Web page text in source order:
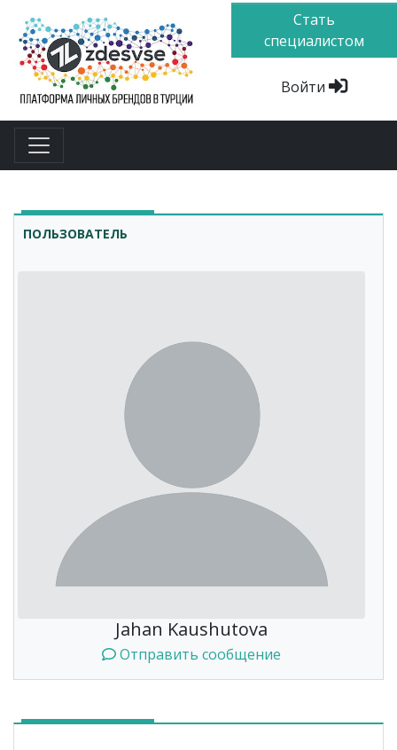
Стать
специалистом
Войти
ПОЛЬЗОВАТЕЛЬ
Jahan Kaushutova
Отправить сообщение